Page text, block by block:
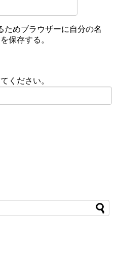
ためブラウザーに自分の名
保存する。
ください。